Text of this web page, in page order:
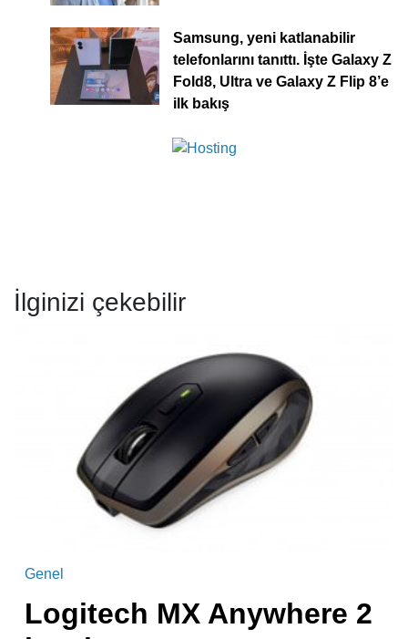
Samsung, yeni katlanabilir
telefonlarını tanıttı. İşte Galaxy Z
Fold8, Ultra ve Galaxy Z Flip 8’e
ilk bakış
İlginizi çekebilir
Genel
Logitech MX Anywhere 2